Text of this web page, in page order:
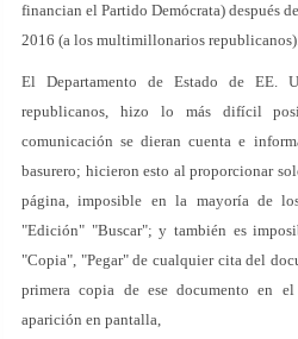
financian el Partido Demócrata) después
2016 (a los multimillonarios
El Departamento de Estado de EE.
republicanos, hizo lo más difícil
comunicación se dieran cuenta e
basurero; hicieron esto al proporcionar
página, imposible en la mayoría de
"Edición" "Buscar"; y también es
"Copia", "Pegar" de cualquier cita del
primera copia de ese documento en
aparición en pantalla,